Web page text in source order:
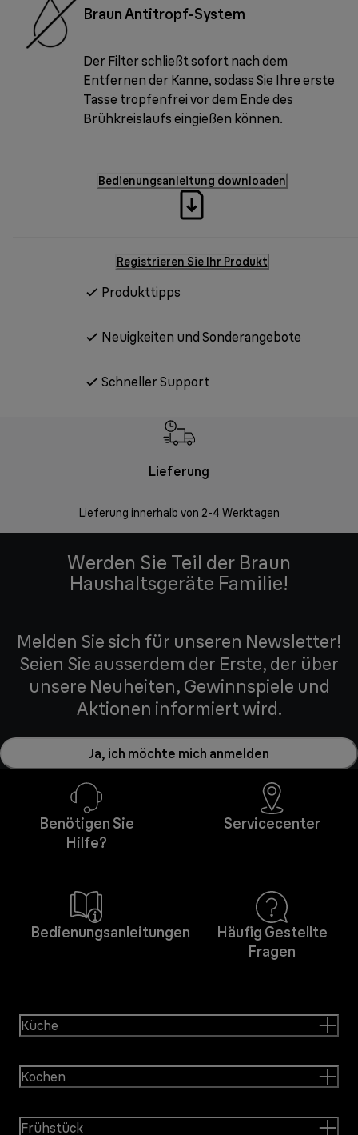
Braun Antitropf-System
Der Filter schließt sofort nach dem
Entfernen der Kanne, sodass Sie Ihre erste
Tasse tropfenfrei vor dem Ende des
Brühkreislaufs eingießen können.
Bedienungsanleitung downloaden
Registrieren Sie Ihr Produkt
Produkttipps
Neuigkeiten und Sonderangebote
Schneller Support
Lieferung
Lieferung innerhalb von 2-4 Werktagen
Werden Sie Teil der Braun
Haushaltsgeräte Familie!
Melden Sie sich für unseren Newsletter!
Seien Sie ausserdem der Erste, der über
unsere Neuheiten, Gewinnspiele und
Aktionen informiert wird.
Ja, ich möchte mich anmelden
Benötigen Sie
Hilfe?
Servicecenter
Bedienungsanleitungen
Häufig Gestellte
Fragen
Küche
Kochen
Frühstück